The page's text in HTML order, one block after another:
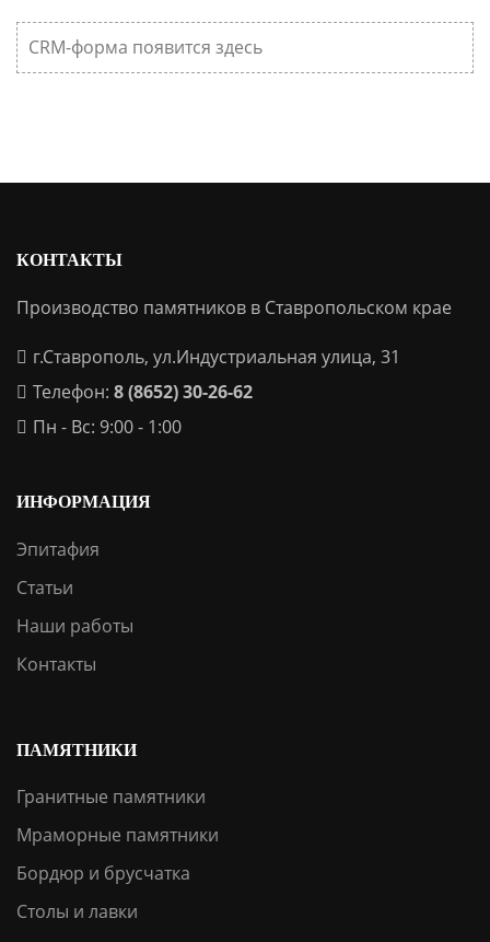
CRM-форма появится здесь
КОНТАКТЫ
Производство памятников в Ставропольском крае
г.Ставрополь, ул.Индустриальная улица, 31
Телефон: 8 (8652) 30-26-62
Пн - Вс: 9:00 - 1:00
ИНФОРМАЦИЯ
Эпитафия
Статьи
Наши работы
Контакты
ПАМЯТНИКИ
Гранитные памятники
Мраморные памятники
Бордюр и брусчатка
Столы и лавки